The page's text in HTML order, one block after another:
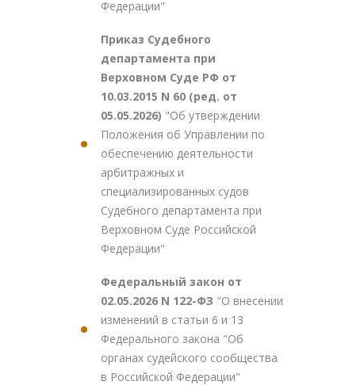
Федерации"
Приказ Судебного
департамента при
Верховном Суде РФ от
10.03.2015 N 60 (ред. от
05.05.2026) "Об утверждении
Положения об Управлении по
обеспечению деятельности
арбитражных и
специализированных судов
Судебного департамента при
Верховном Суде Российской
Федерации"
Федеральный закон от
02.05.2026 N 122-ФЗ "О внесении
изменений в статьи 6 и 13
Федерального закона "Об
органах судейского сообщества
в Российской Федерации"